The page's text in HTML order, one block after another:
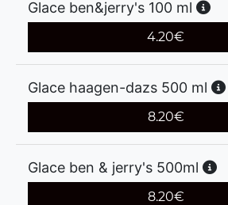
Glace ben&jerry's 100 ml
4.20€
Glace haagen-dazs 500 ml
8.20€
Glace ben & jerry's 500ml
8.20€